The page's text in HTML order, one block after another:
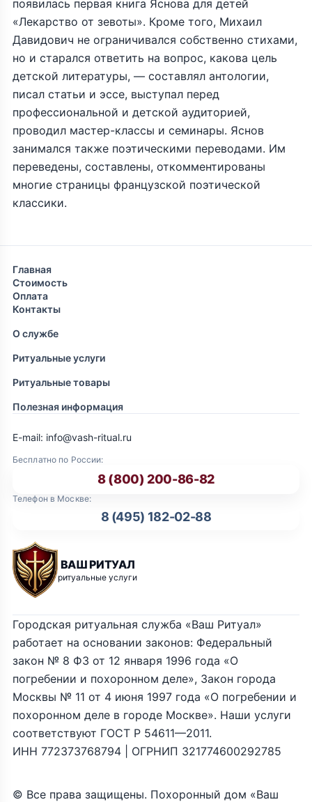
появилась первая книга Яснова для детей
«Лекарство от зевоты». Кроме того, Михаил
Давидович не ограничивался собственно стихами,
но и старался ответить на вопрос, какова цель
детской литературы, — составлял антологии,
писал статьи и эссе, выступал перед
профессиональной и детской аудиторией,
проводил мастер-классы и семинары. Яснов
занимался также поэтическими переводами. Им
переведены, составлены, откомментированы
многие страницы французской поэтической
классики.
Главная
Стоимость
Оплата
Контакты
О службе
Ритуальные услуги
Ритуальные товары
Полезная информация
ВАШ РИТУАЛ
ритуальные услуги
Бесплатно по России:
8 (800) 200-86-82
Телефон в Москве:
8 (495) 182-02-88
E-mail: info@vash-ritual.ru
© Все права защищены. Похоронный дом «Ваш
Городская ритуальная служба «Ваш Ритуал»
работает на основании законов: Федеральный
закон № 8 ФЗ от 12 января 1996 года «О
погребении и похоронном деле», Закон города
Москвы № 11 от 4 июня 1997 года «О погребении и
похоронном деле в городе Москве». Наши услуги
соответствуют ГОСТ Р 54611—2011.
ИНН 772373768794 | ОГРНИП 321774600292785